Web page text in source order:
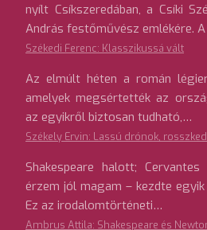
nyílt Csíkszeredában, a Csíki
András festőművész emlékére.
Székedi Ferenc: Klasszikussá vált
Az elmúlt héten a román
amelyek megsértették az
az egyikről biztosan tudható,…
Székely Ervin: Lassú drónok,
Shakespeare halott;
érzem jól magam – kezdte
Ez az irodalomtörténeti…
Ambrus Attila: Shakespeare és